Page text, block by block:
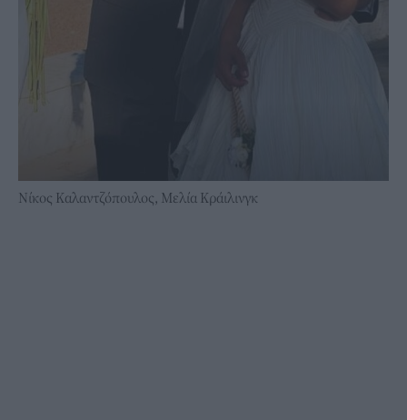
Νίκος Καλαντζόπουλος, Μελία Κράιλινγκ